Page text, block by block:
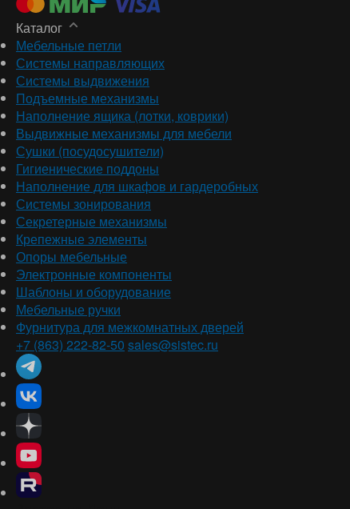
Каталог
Мебельные петли
Системы направляющих
Системы выдвижения
Подъемные механизмы
Наполнение ящика (лотки, коврики)
Выдвижные механизмы для мебели
Сушки (посудосушители)
Гигиенические поддоны
Наполнение для шкафов и гардеробных
Системы зонирования
Секретерные механизмы
Крепежные элементы
Опоры мебельные
Электронные компоненты
Шаблоны и оборудование
Мебельные ручки
Фурнитура для межкомнатных дверей
+7 (863) 222-82-50 sales@sistec.ru